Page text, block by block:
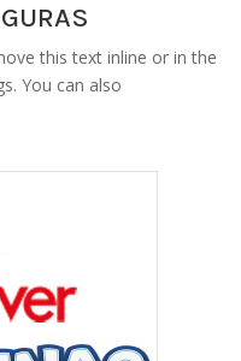
this text inline or in the
You can also